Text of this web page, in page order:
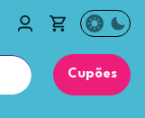
Cupões